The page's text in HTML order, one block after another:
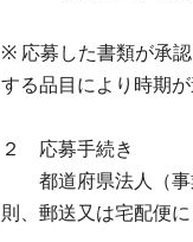
※ 応募した書類が承
する品目により時期
２ 応募手続き
都道府県法人（事
則、郵送又は宅配便